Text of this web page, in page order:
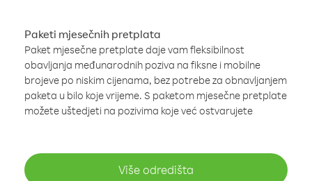
Paketi mjesečnih pretplata
Paket mjesečne pretplate daje vam fleksibilnost
obavljanja međunarodnih poziva na fiksne i mobilne
brojeve po niskim cijenama, bez potrebe za obnavljanjem
paketa u bilo koje vrijeme. S paketom mjesečne pretplate
možete uštedjeti na pozivima koje već ostvarujete
Više odredišta